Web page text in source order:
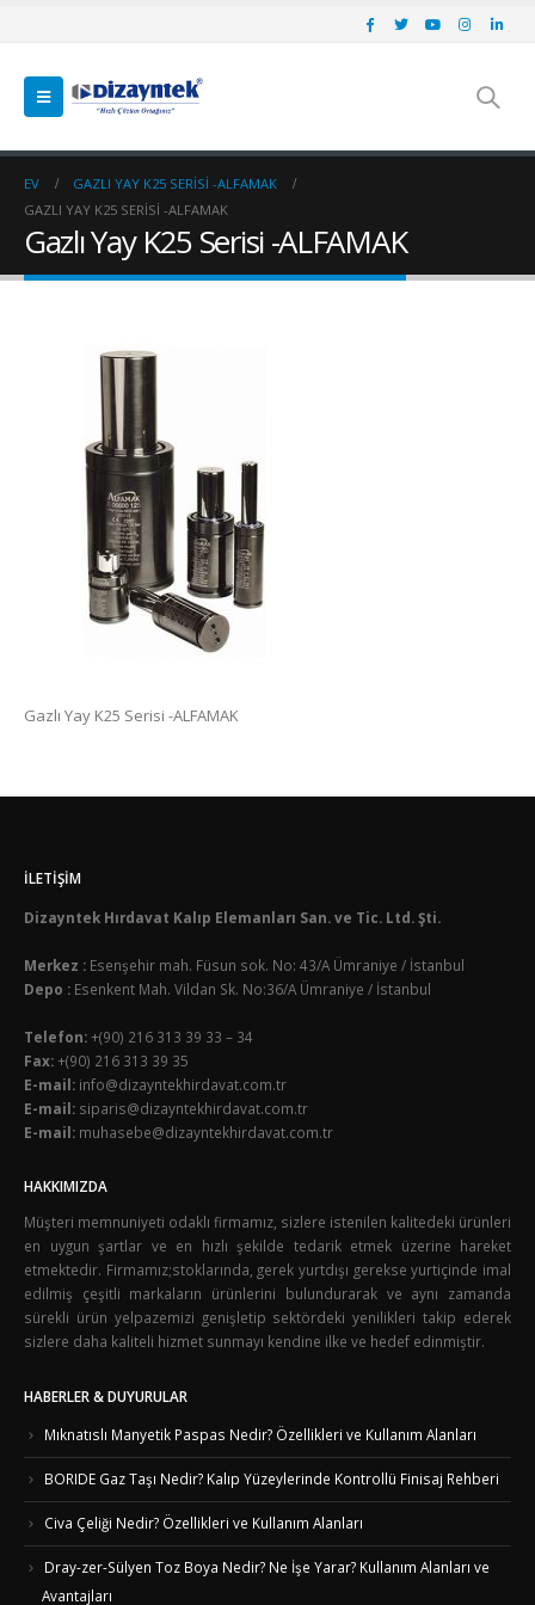
EV
GAZLI YAY K25 SERISI -ALFAMAK
GAZLI YAY K25 SERISI -ALFAMAK
Gazlı Yay K25 Serisi -ALFAMAK
Gazlı Yay K25 Serisi -ALFAMAK
İLETIŞIM
Dizayntek Hırdavat Kalıp Elemanları San. ve Tic. Ltd. Şti.
Merkez : Esenşehir mah. Füsun sok. No: 43/A Ümraniye / İstanbul
Depo : Esenkent Mah. Vildan Sk. No:36/A Ümraniye / İstanbul
Telefon:+(90) 216 313 39 33 – 34
Fax:+(90) 216 313 39 35
E-mail: info@dizayntekhirdavat.com.tr
E-mail: siparis@dizayntekhirdavat.com.tr
E-mail: muhasebe@dizayntekhirdavat.com.tr
HAKKIMIZDA
Müşteri memnuniyeti odaklı firmamız, sizlere istenilen kalitedeki ürünleri
en uygun şartlar ve en hızlı şekilde tedarik etmek üzerine hareket
etmektedir. Firmamız;stoklarında, gerek yurtdışı gerekse yurtiçinde imal
edilmiş çeşitli markaların ürünlerini bulundurarak ve aynı zamanda
sürekli ürün yelpazemizi genişletip sektördeki yenilikleri takip ederek
sizlere daha kaliteli hizmet sunmayı kendine ilke ve hedef edinmiştir.
HABERLER & DUYURULAR
Mıknatıslı Manyetik Paspas Nedir? Özellikleri ve Kullanım Alanları
BORIDE Gaz Taşı Nedir? Kalıp Yüzeylerinde Kontrollü Finisaj Rehberi
Civa Çeliği Nedir? Özellikleri ve Kullanım Alanları
Dray-zer-Sülyen Toz Boya Nedir? Ne İşe Yarar? Kullanım Alanları ve
Avantajları